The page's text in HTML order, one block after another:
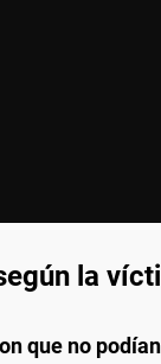
la
que no